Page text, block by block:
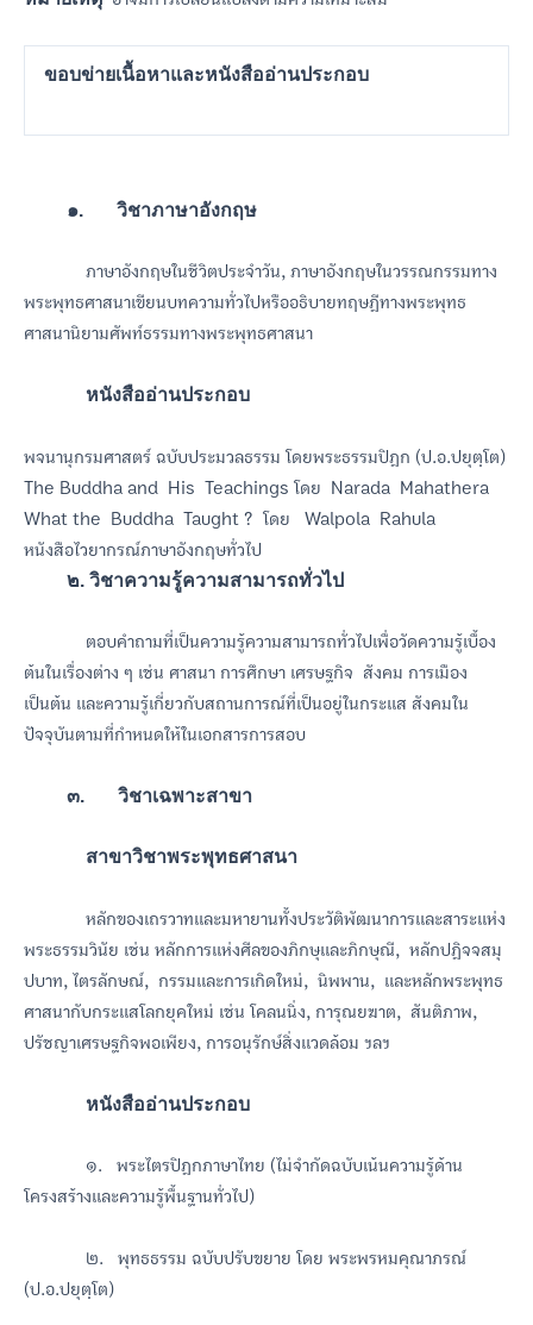
ขอบข่ายเนื้อหาและหนังสืออ่านประกอบ
๑. วิชาภาษาอังกฤษ
ภาษาอังกฤษในชีวิตประจำวัน, ภาษาอังกฤษในวรรณกรรมทาง
พระพุทธศาสนาเขียนบทความทั่วไปหรืออธิบายทฤษฎีทางพระพุทธ
ศาสนานิยามศัพท์ธรรมทางพระพุทธศาสนา
หนังสืออ่านประกอบ
พจนานุกรมศาสตร์ ฉบับประมวลธรรม โดยพระธรรมปิฎก (ป.อ.ปยุตฺโต)
The Buddha and His Teachings โดย Narada Mahathera
What the Buddha Taught ? โดย Walpola Rahula
หนังสือไวยากรณ์ภาษาอังกฤษทั่วไป
๒. วิชาความรู้ความสามารถทั่วไป
ตอบคำถามที่เป็นความรู้ความสามารถทั่วไปเพื่อวัดความรู้เบื้อง
ต้นในเรื่องต่าง ๆ เช่น ศาสนา การศึกษา เศรษฐกิจ สังคม การเมือง
เป็นต้น และความรู้เกี่ยวกับสถานการณ์ที่เป็นอยู่ในกระแส สังคมใน
ปัจจุบันตามที่กำหนดให้ในเอกสารการสอบ
๓. วิชาเฉพาะสาขา
สาขาวิชาพระพุทธศาสนา
หลักของเถรวาทและมหายานทั้งประวัติพัฒนาการและสาระแห่ง
พระธรรมวินัย เช่น หลักการแห่งศีลของภิกษุและภิกษุณี, หลักปฎิจจสมุ
ปบาท, ไตรลักษณ์, กรรมและการเกิดใหม่, นิพพาน, และหลักพระพุทธ
ศาสนากับกระแสโลกยุคใหม่ เช่น โคลนนิ่ง, การุณยฆาต, สันติภาพ,
ปรัชญาเศรษฐกิจพอเพียง, การอนุรักษ์สิ่งแวดล้อม ฯลฯ
หนังสืออ่านประกอบ
๑. พระไตรปิฎกภาษาไทย (ไม่จำกัดฉบับเน้นความรู้ด้าน
โครงสร้างและความรู้พื้นฐานทั่วไป)
๒. พุทธธรรม ฉบับปรับขยาย โดย พระพรหมคุณาภรณ์
(ป.อ.ปยุตฺโต)